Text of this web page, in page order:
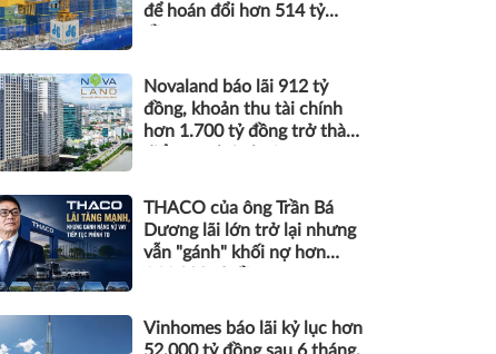
để hoán đổi hơn 514 tỷ
Novaland báo lãi 912 tỷ
đồng, khoản thu tài chính
hơn 1.700 tỷ đồng trở thành
THACO của ông Trần Bá
Dương lãi lớn trở lại nhưng
vẫn "gánh" khối nợ hơn
Vinhomes báo lãi kỷ lục hơn